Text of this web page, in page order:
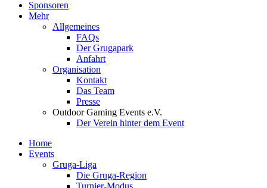
Sponsoren
Mehr
Allgemeines
FAQs
Der Grugapark
Anfahrt
Organisation
Kontakt
Das Team
Presse
Outdoor Gaming Events e.V.
Der Verein hinter dem Event
Home
Events
Gruga-Liga
Die Gruga-Region
Turnier-Modus